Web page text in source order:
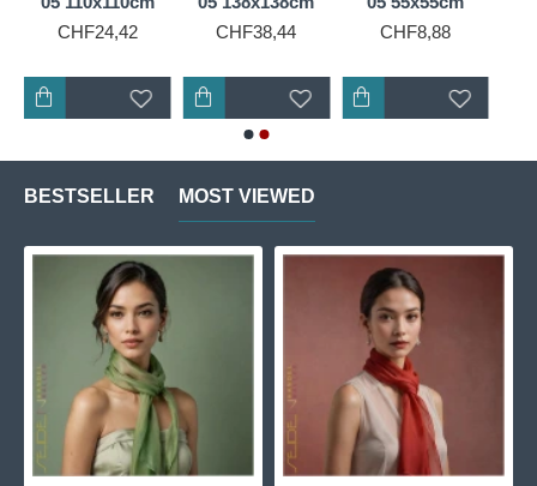
CHF24,42
CHF38,44
CHF8,88
BESTSELLER MOST VIEWED